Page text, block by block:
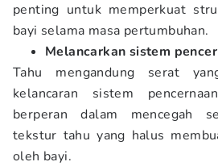
penting untuk memperkuat
bayi selama masa pertumbuhan.
Melancarkan sistem
Tahu mengandung serat
kelancaran sistem
berperan dalam mencegah
tekstur tahu yang halus
oleh bayi.